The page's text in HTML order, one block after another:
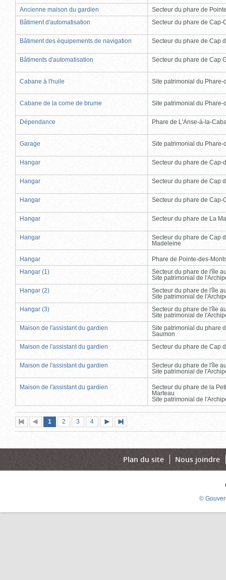
Ancienne maison du gardien
Secteur du phare de
Bâtiment d'automatisation
Secteur du phare de Cap-
Bâtiment des équipements de navigation Secteur du phare de Cap
Bâtiments d'automatisation Secteur du phare de Cap
Cabane à l'huile Site patrimonial du Phare-
Cabane de la corne de brume Site patrimonial du Phare-
Dépendance Phare de L'Anse-à-la-
Garage Site patrimonial du Phare-
Hangar Secteur du phare de Cap-
Hangar Secteur du phare de Cap
Hangar Secteur du phare de Cap-
Hangar Secteur du phare de La
Hangar
Secteur du phare de Cap
Madeleine
Hangar
Phare de Pointe-des-
Hangar (1)
Secteur du phare de l'île
Site patrimonial de
Hangar (2)
Secteur du phare de l'île
Site patrimonial de
Hangar (3)
Secteur du phare de l'île
Site patrimonial de
Maison de l'assistant du gardien
Site patrimonial du phare
Saumon
Maison de l'assistant du gardien
Secteur du phare de Cap
Maison de l'assistant du gardien
Secteur du phare de l'île
Site patrimonial de
Maison de l'assistant du gardien
Secteur du phare de la
Marteau
Site patrimonial de
Première
page
Page
précédente
Page
1 (page
actuelle)
Page
2 Page
3 Page
4
suivante
page
Plan du site Nous joindre
©